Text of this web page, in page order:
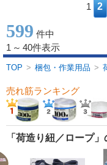
1 2
599 件中
1 ～ 40件表示
TOP > 梱包・作業用品 >
売れ筋ランキング
「荷造り紐／ロープ